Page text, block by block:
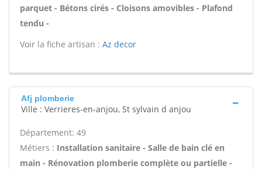
parquet - Bétons cirés - Cloisons amovibles - Plafond
tendu -
Voir la fiche artisan : Az decor
Afj plomberie
Ville : Verrieres-en-anjou, St sylvain d anjou
Département: 49
Métiers : Installation sanitaire - Salle de bain clé en
main - Rénovation plomberie complète ou partielle -